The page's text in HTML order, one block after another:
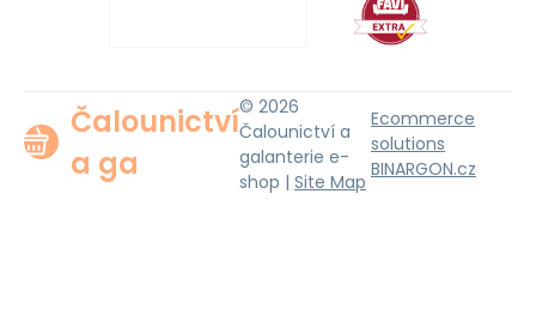
Čalounictví
a ga
© 2026
Čalounictví a
galanterie e-
shop | Site Map
Ecommerce
solutions
BINARGON.cz